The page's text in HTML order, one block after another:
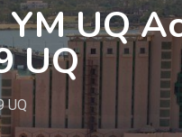
UQ
UQ
UQ